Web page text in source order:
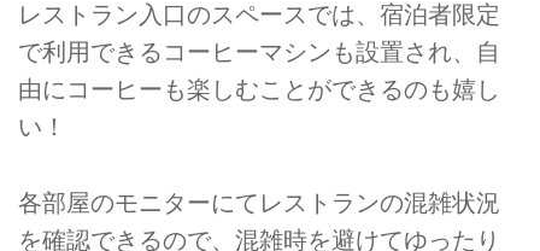
レストラン入口のスペースでは、宿泊者限定
で利用できるコーヒーマシンも設置され、自
由にコーヒーも楽しむことができるのも嬉し
い！
各部屋のモニターにてレストランの混雑状況
を確認できるので、混雑時を避けてゆったり